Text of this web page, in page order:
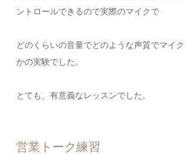
ントロールできるので実際のマイクで
どのくらいの音量でどのような声質でマイ
かの実験でした。
とても、有意義なレッスンでした。
営業トーク練習